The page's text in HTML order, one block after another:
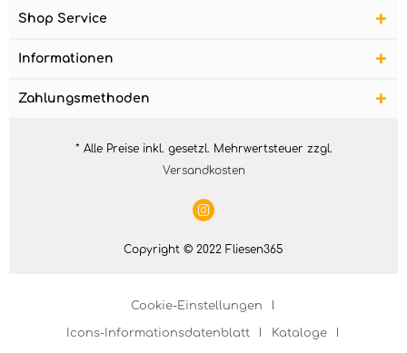
Shop Service
Informationen
Zahlungsmethoden
* Alle Preise inkl. gesetzl. Mehrwertsteuer zzgl.
Versandkosten
Copyright © 2022 Fliesen365
Cookie-Einstellungen
Icons-Informationsdatenblatt Kataloge